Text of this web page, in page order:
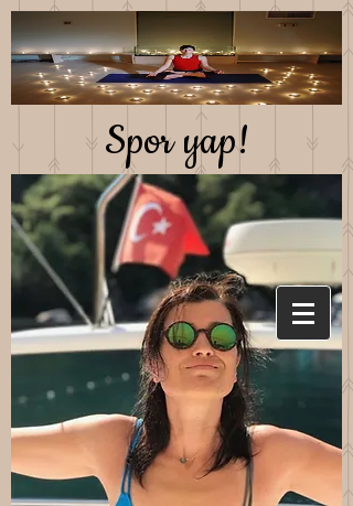
Spor yap!
Saglıklı beslen!
Mutlu kal